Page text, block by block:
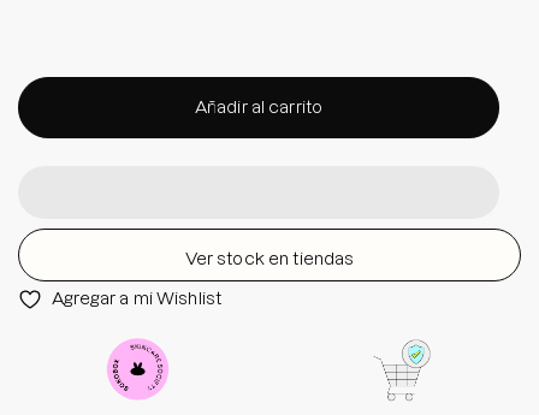
Añadir al carrito
Ver stock en tiendas
Agregar a mi Wishlist